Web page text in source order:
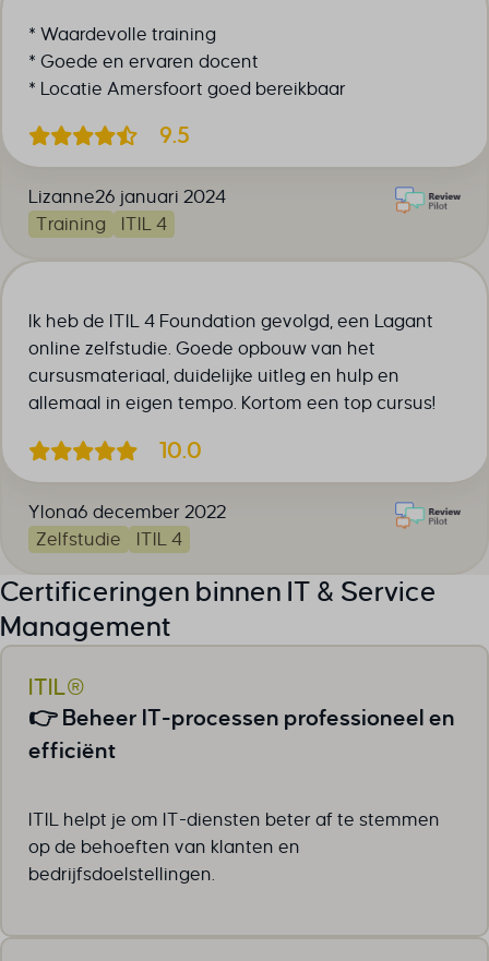
* Waardevolle training
* Goede en ervaren docent
* Locatie Amersfoort goed bereikbaar
9.5
Lizanne26 januari 2024
Training
ITIL 4
Ik heb de ITIL 4 Foundation gevolgd, een Lagant
online zelfstudie. Goede opbouw van het
cursusmateriaal, duidelijke uitleg en hulp en
allemaal in eigen tempo. Kortom een top cursus!
10.0
Ylona6 december 2022
Zelfstudie
ITIL 4
Certificeringen binnen IT & Service
Management
ITIL®
👉 Beheer IT-processen professioneel en
efficiënt
ITIL helpt je om IT-diensten beter af te stemmen
op de behoeften van klanten en
bedrijfsdoelstellingen.